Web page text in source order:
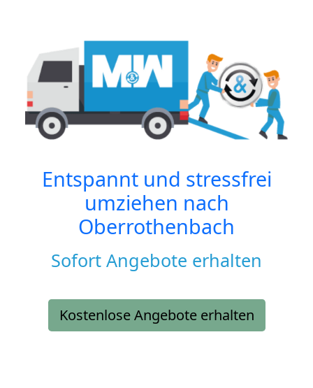
Entspannt und stressfrei
umziehen nach
Oberrothenbach
Sofort Angebote erhalten
Kostenlose Angebote erhalten